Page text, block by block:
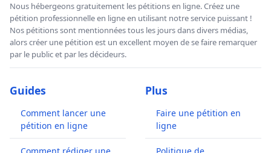
Nous hébergeons gratuitement les pétitions en ligne. Créez une
pétition professionnelle en ligne en utilisant notre service puissant !
Nos pétitions sont mentionnées tous les jours dans divers médias,
alors créer une pétition est un excellent moyen de se faire remarquer
par le public et par les décideurs.
Guides
Comment lancer une
pétition en ligne
Plus
Faire une pétition en
ligne